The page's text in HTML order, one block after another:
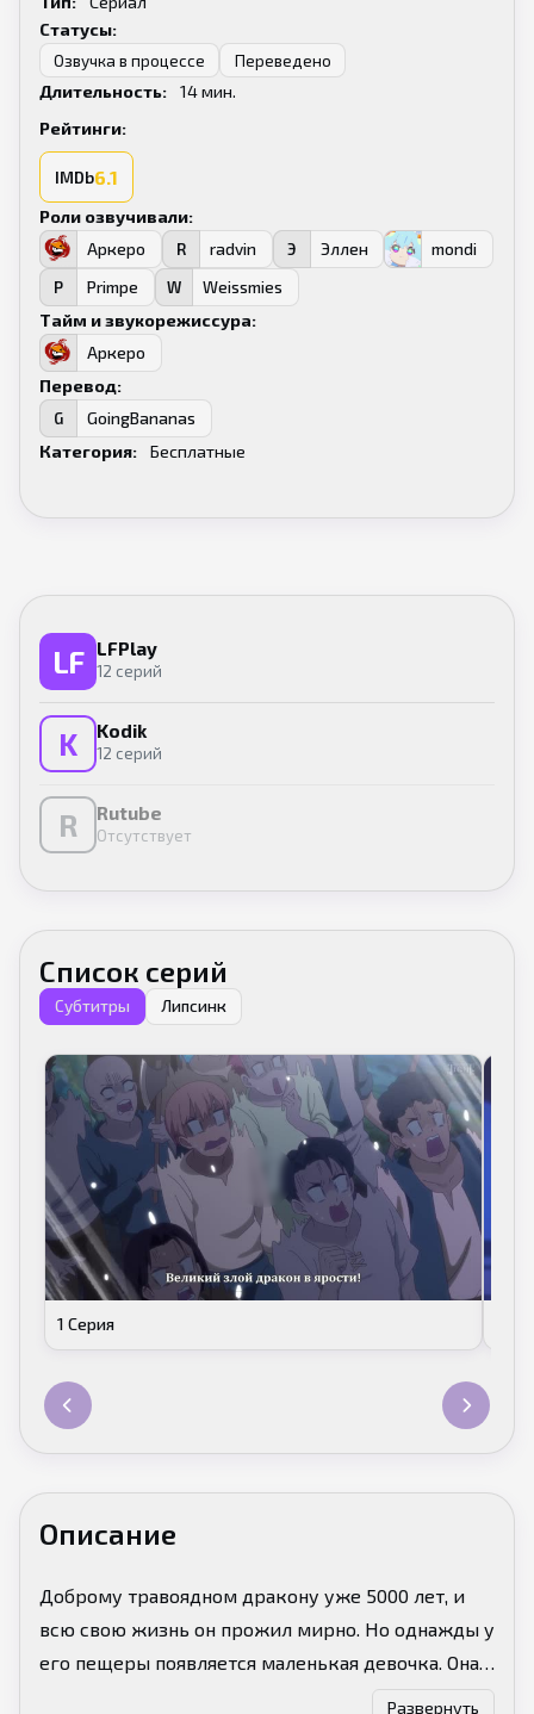
Статусы:
Озвучка в процессе
Переведено
Длительность:
14мин.
Рейтинги:
IMDb6.1
Роли озвучивали:
А Аркеро R radvin Э Эллен M mondi
P Primpe W
Weissmies
Тайм и звукорежиссура:
А
Аркеро
Перевод:
G
GoingBananas
Категория:
Бесплатные
LF LFPlay
12 серий
K Kodik
12 серий
R Rutube
Отсутствует
Список серий
Субтитры Липсинк
1 Серия
Описание
Доброму травоядном дракону уже 5000 лет, и
всю свою жизнь он прожил мирно. Но однажды у
его пещеры появляется маленькая девочка. Она
хочет пожертвовать собой ради процветания
Развернуть